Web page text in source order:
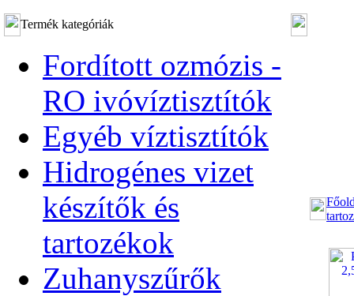
Termék kategóriák
Fordított ozmózis -
RO ivóvíztisztítók
Egyéb víztisztítók
Hidrogénes vizet
készítők és
tartozékok
Zuhanyszűrők